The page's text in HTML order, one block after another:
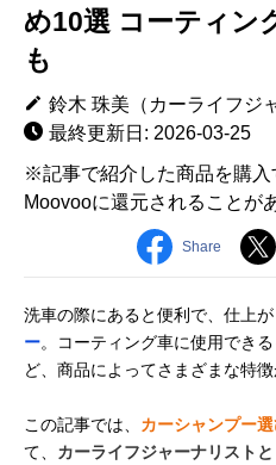
め10選 コーティン
も
鈴木 珠美（カーライフジ
最終更新日: 2026-03-25
※記事で紹介した商品を購
Moovooに還元されることが
Share
洗車の際にあると便利で、仕上
ー。コーティング車に使用でき
ど、商品によってさまざまな特徴
この記事では、 カーシャンプー
て、 カーライフジャーナリスト